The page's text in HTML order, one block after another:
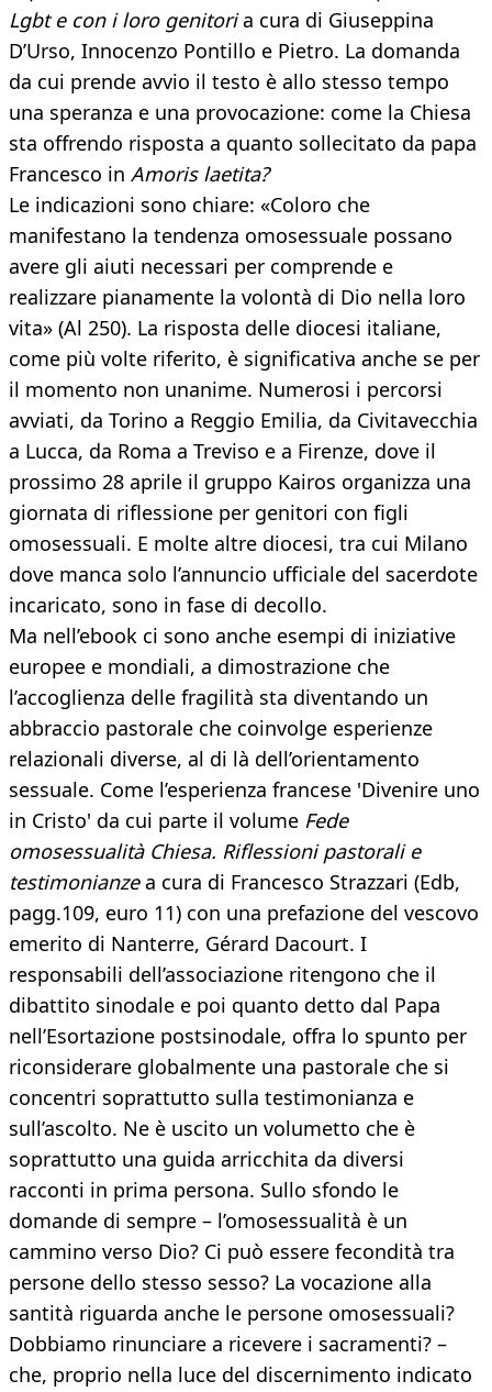
Lgbt e con i loro genitoria cura di Giuseppina
D’Urso, Innocenzo Pontillo e Pietro. La domanda
da cui prende avvio il testo è allo stesso tempo
una speranza e una provocazione: come la Chiesa
sta offrendo risposta a quanto sollecitato da papa
Francesco in Amoris laetita?
Le indicazioni sono chiare: «Coloro che
manifestano la tendenza omosessuale possano
avere gli aiuti necessari per comprende e
realizzare pianamente la volontà di Dio nella loro
vita» (Al 250). La risposta delle diocesi italiane,
come più volte riferito, è significativa anche se per
il momento non unanime. Numerosi i percorsi
avviati, da Torino a Reggio Emilia, da Civitavecchia
a Lucca, da Roma a Treviso e a Firenze, dove il
prossimo 28 aprile il gruppo Kairos organizza una
giornata di riflessione per genitori con figli
omosessuali. E molte altre diocesi, tra cui Milano
dove manca solo l’annuncio ufficiale del sacerdote
incaricato, sono in fase di decollo.
Ma nell’ebook ci sono anche esempi di iniziative
europee e mondiali, a dimostrazione che
l’accoglienza delle fragilità sta diventando un
abbraccio pastorale che coinvolge esperienze
relazionali diverse, al di là dell’orientamento
sessuale. Come l’esperienza francese 'Divenire uno
in Cristo' da cui parte il volume Fede
omosessualità Chiesa. Riflessioni pastorali e
testimonianzea cura di Francesco Strazzari (Edb,
pagg.109, euro 11) con una prefazione del vescovo
emerito di Nanterre, Gérard Dacourt. I
responsabili dell’associazione ritengono che il
dibattito sinodale e poi quanto detto dal Papa
nell’Esortazione postsinodale, offra lo spunto per
riconsiderare globalmente una pastorale che si
concentri soprattutto sulla testimonianza e
sull’ascolto. Ne è uscito un volumetto che è
soprattutto una guida arricchita da diversi
racconti in prima persona. Sullo sfondo le
domande di sempre – l’omosessualità è un
cammino verso Dio? Ci può essere fecondità tra
persone dello stesso sesso? La vocazione alla
santità riguarda anche le persone omosessuali?
Dobbiamo rinunciare a ricevere i sacramenti? –
che, proprio nella luce del discernimento indicato